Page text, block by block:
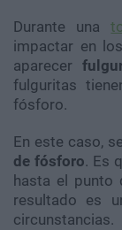
Durante una
impactar en
aparecer
fulguritas
fósforo.
En este caso,
de fósforo. Es
hasta el punto
resultado es
circunstancias.